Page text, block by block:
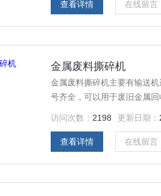
查看详情 在线留言
金属废料撕碎机
金属废料撕碎机主要有输送
号齐全，可以用于废旧金属
访问次数： 2198 更新日期：
查看详情 在线留言